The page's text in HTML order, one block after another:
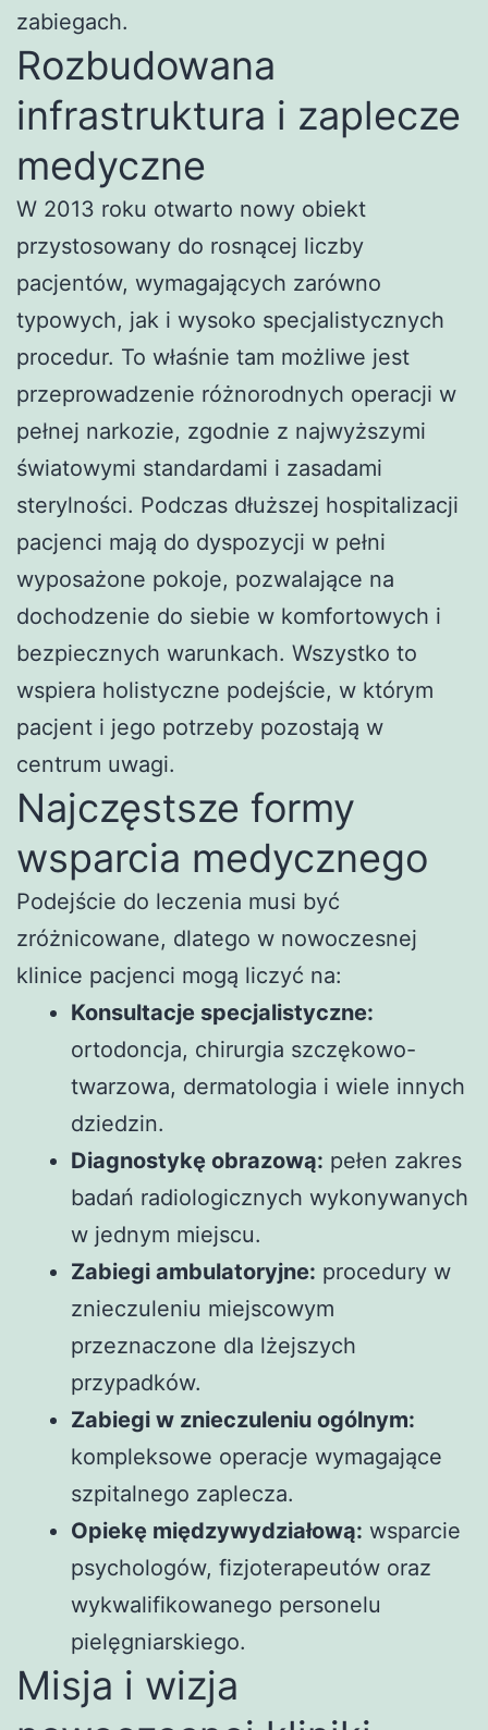
zabiegach.
Rozbudowana
infrastruktura i zaplecze
medyczne
W 2013 roku otwarto nowy obiekt
przystosowany do rosnącej liczby
pacjentów, wymagających zarówno
typowych, jak i wysoko specjalistycznych
procedur. To właśnie tam możliwe jest
przeprowadzenie różnorodnych operacji w
pełnej narkozie, zgodnie z najwyższymi
światowymi standardami i zasadami
sterylności. Podczas dłuższej hospitalizacji
pacjenci mają do dyspozycji w pełni
wyposażone pokoje, pozwalające na
dochodzenie do siebie w komfortowych i
bezpiecznych warunkach. Wszystko to
wspiera holistyczne podejście, w którym
pacjent i jego potrzeby pozostają w
centrum uwagi.
Najczęstsze formy
wsparcia medycznego
Podejście do leczenia musi być
zróżnicowane, dlatego w nowoczesnej
klinice pacjenci mogą liczyć na:
Konsultacje specjalistyczne:
ortodoncja, chirurgia szczękowo-
twarzowa, dermatologia i wiele innych
dziedzin.
Diagnostykę obrazową: pełen zakres
badań radiologicznych wykonywanych
w jednym miejscu.
Zabiegi ambulatoryjne: procedury w
znieczuleniu miejscowym
przeznaczone dla lżejszych
przypadków.
Zabiegi w znieczuleniu ogólnym:
kompleksowe operacje wymagające
szpitalnego zaplecza.
Opiekę międzywydziałową: wsparcie
psychologów, fizjoterapeutów oraz
wykwalifikowanego personelu
pielęgniarskiego.
Misja i wizja